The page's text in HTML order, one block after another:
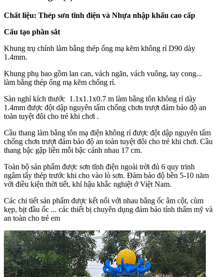
Chất liệu: Thép sơn tĩnh điện và Nhựa nhập khẩu cao cấp
Cấu tạo phần sắt
Khung trụ chính làm bằng thép ống mạ kẽm không rỉ D90 dày
1.4mm.
Khung phụ bao gồm lan can, vách ngăn, vách vuông, tay cong...
làm bằng thép ống mạ kẽm chống rỉ.
Sàn nghỉ kích thước 1.1x1.1x0.7 m làm bằng tôn không rỉ dày
1.4mm được đột dập nguyên tấm chống chơn trượt đảm bảo độ an
toàn tuyệt đôi cho trẻ khi chơi .
Cầu thang làm bằng tôn mạ điện không rỉ được đột dập nguyên tấm
chống chơn trượt đảm bảo độ an toàn tuyệt đôi cho trẻ khi chơi. Cầu
thang bậc gập liền mỗi bậc cánh nhau 17 cm.
Toàn bộ sản phẩm được sơn tĩnh điện ngoài trời đủ 6 quy trinh
ngâm tẩy thép trước khi cho vào lò sơn. Đảm bảo độ bền 5-10 năm
với điều kiện thời tiết, khí hậu khắc nghiệt ở Việt Nam.
Các chi tiết sản phẩm được kết nối với nhau bằng ốc âm cột, cùm
kẹp, bịt đầu ốc ... các thiết bị chuyên dụng đảm bảo tính thẩm mỹ và
an toàn cho trẻ em